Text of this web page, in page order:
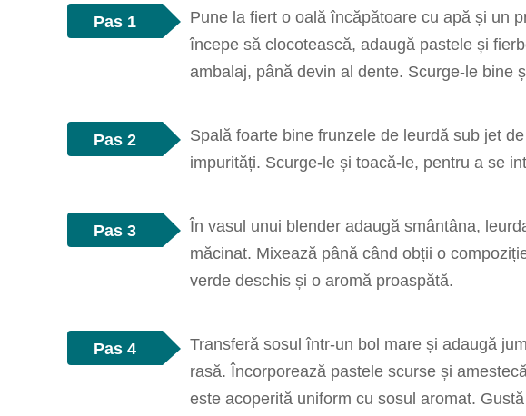
Pas 1
Pune la fiert o oală încăpătoare cu apă și un
începe să clocotească, adaugă pastele și
ambalaj, până devin al dente. Scurge-le bine
Pas 2
Spală foarte bine frunzele de leurdă sub jet
impurități. Scurge-le și toacă-le, pentru a se
Pas 3
În vasul unui blender adaugă smântâna,
măcinat. Mixează până când obții o
verde deschis și o aromă proaspătă.
Pas 4
Transferă sosul într-un bol mare și adaugă
rasă. Încorporează pastele scurse și
este acoperită uniform cu sosul aromat.